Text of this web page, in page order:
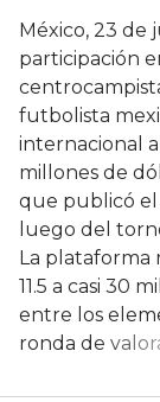
México, 23 de
participación
futbolista
internacional
millones de
que publicó el
luego del
La plataforma
11.5 a casi 30
entre los
ronda de